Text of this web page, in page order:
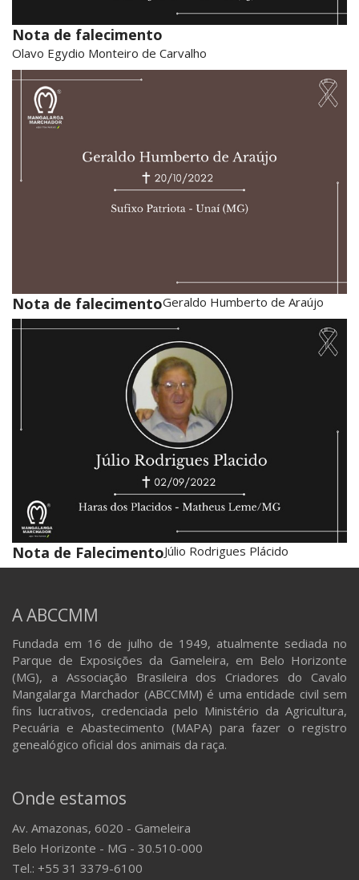
Nota de falecimento
Olavo Egydio Monteiro de Carvalho
Nota de falecimentoGeraldo Humberto de Araújo
Nota de FalecimentoJúlio Rodrigues Plácido
A ABCCMM
Fundada em 16 de julho de 1949, atualmente sediada no
Parque de Exposições da Gameleira, em Belo Horizonte
(MG), a Associação Brasileira dos Criadores do Cavalo
Mangalarga Marchador (ABCCMM) é uma entidade civil sem
fins lucrativos, credenciada pelo Ministério da Agricultura,
Pecuária e Abastecimento (MAPA) para fazer o registro
genealógico oficial dos animais da raça.
Onde estamos
Av. Amazonas, 6020 - Gameleira
Belo Horizonte - MG - 30.510-000
Tel.: +55 31 3379-6100